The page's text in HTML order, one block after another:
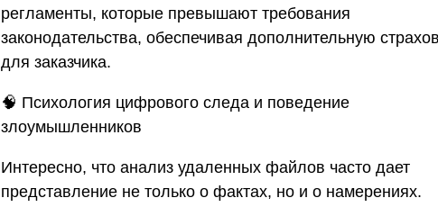
регламенты, которые превышают требования
законодательства, обеспечивая дополнительную
для заказчика.
🧠 Психология цифрового следа и поведение
злоумышленников
Интересно, что анализ удаленных файлов часто дает
представление не только о фактах, но и о намерениях.